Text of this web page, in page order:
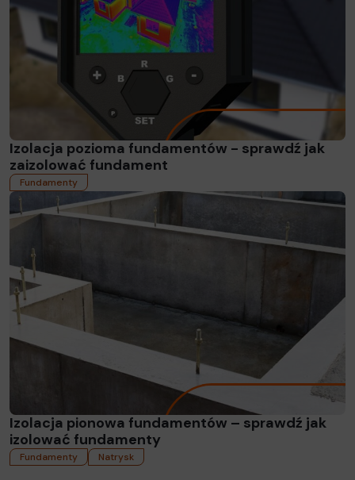
Izolacja pozioma fundamentów - sprawdź jak
zaizolować fundament
Fundamenty
Izolacja pionowa fundamentów – sprawdź jak
izolować fundamenty
Fundamenty Natrysk
Czytaj więcej